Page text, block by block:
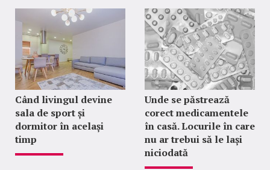
Când livingul devine
sala de sport și
dormitor în același
timp
Unde se păstrează
corect medicamentele
în casă. Locurile în care
nu ar trebui să le lași
niciodată